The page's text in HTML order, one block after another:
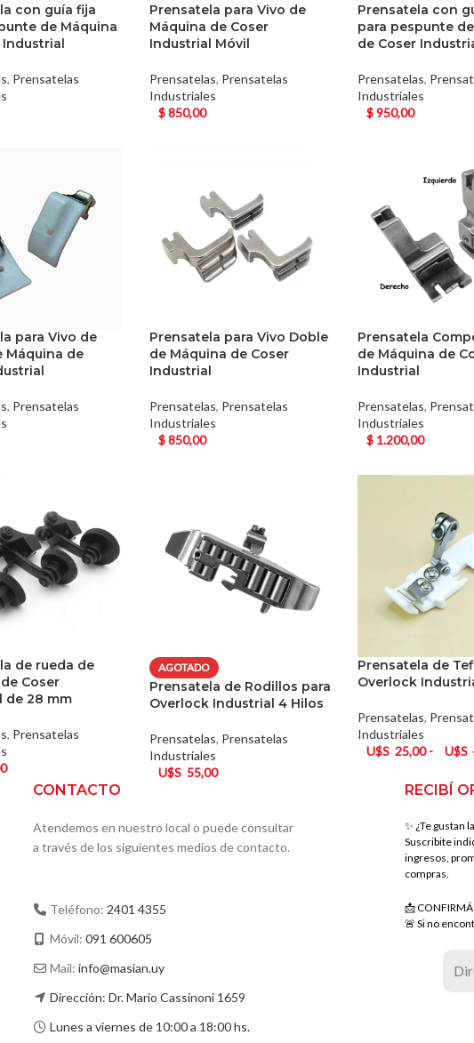
con guía fija
de Máquina
Industrial
, Prensatelas
Prensatela para Vivo de
Máquina de Coser
Industrial Móvil
Prensatelas, Prensatelas
Industriales
$850,00
Prensatela con
para pespunte
de Coser
Prensatelas,
Industriales
$950,00
para Vivo de
Máquina de
, Prensatelas
Prensatela para Vivo Doble
de Máquina de Coser
Industrial
Prensatelas, Prensatelas
Industriales
$850,00
Prensatela
de Máquina de
Industrial
Prensatelas,
Industriales
$ 1.200,00
de rueda de
Coser
de 28 mm
, Prensatelas
AGOTADO
Prensatela de Rodillos para
Overlock Industrial 4 Hilos
Prensatelas, Prensatelas
Industriales
U$S 55,00
Prensatela de
Overlock
Prensatelas,
Industriales
U$S 25,00 - U$S
CONTACTO
Atendemos en nuestro local o puede consultar
a través de los siguientes medios de contacto.
Teléfono: 2401 4355
Móvil:091 600605
Mail:info@masian.uy
Dirección: Dr. Mario Cassinoni 1659
Lunes a viernes de 10:00 a 18:00 hs.
RECIBÍ
✨ ¿Te gustan
Suscribite
ingresos,
compras.
📩 CONFIRMÁ
🚨 Si no